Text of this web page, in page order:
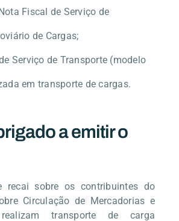
Fiscal de Serviço de
de Cargas;
Serviço de Transporte (modelo
em transporte de cargas.
a emitir o
recai sobre os contribuintes do
Circulação de Mercadorias e
transporte de carga